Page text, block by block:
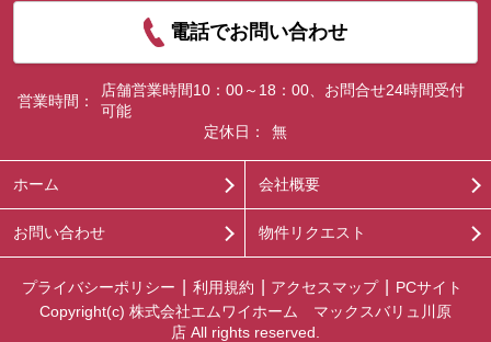
電話でお問い合わせ
営業時間：
店舗営業時間10：00～18：00、お問合せ24時間受付
可能
定休日：
無
ホーム 会社概要
お問い合わせ 物件リクエスト
プライバシーポリシー 利用規約 アクセスマップ
PCサイト
Copyright(c) 株式会社エムワイホーム マックスバリュ川原
店 All rights reserved.